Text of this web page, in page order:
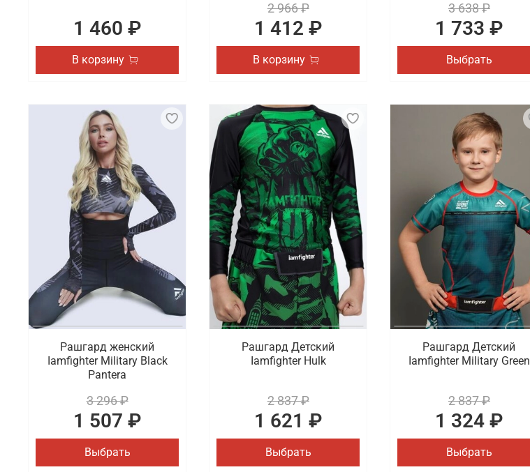
1 460 ₽
В корзину
2 966 ₽
1 412 ₽
В корзину
3 638 ₽
1 733 ₽
Выбрать
Рашгард женский
Iamfighter Military Black
Pantera
3 296 ₽
1 507 ₽
Выбрать
Рашгард Детский
Iamfighter Hulk
2 837 ₽
1 621 ₽
Выбрать
Рашгард Детский
Iamfighter Military Green
2 837 ₽
1 324 ₽
Выбрать